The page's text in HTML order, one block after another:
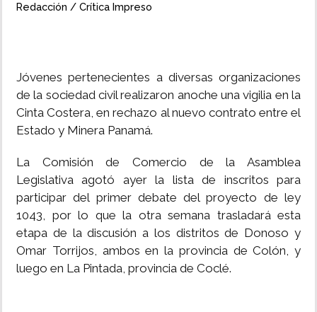
Redacción / Crítica Impreso
Jóvenes pertenecientes a diversas organizaciones
de la sociedad civil realizaron anoche una vigilia en la
Cinta Costera, en rechazo al nuevo contrato entre el
Estado y Minera Panamá.
La Comisión de Comercio de la Asamblea
Legislativa agotó ayer la lista de inscritos para
participar del primer debate del proyecto de ley
1043, por lo que la otra semana trasladará esta
etapa de la discusión a los distritos de Donoso y
Omar Torrijos, ambos en la provincia de Colón, y
luego en La Pintada, provincia de Coclé.